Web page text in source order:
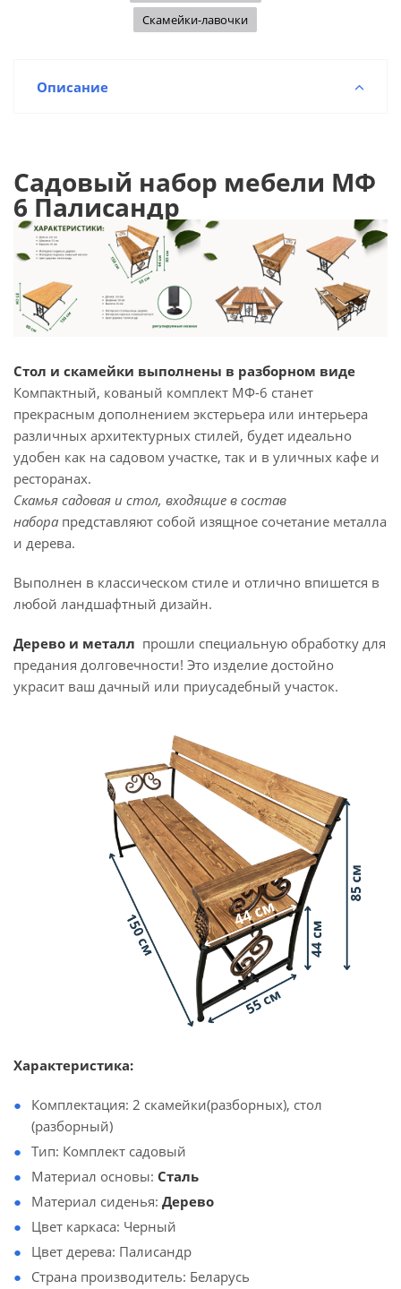
Скамейки-лавочки
Описание
Садовый набор мебели МФ
6 Пaлисандр
Стол и скамейки выполнены в разборном виде
Компактный, кованый комплект МФ-6 станет
прекрасным дополнением экстерьера или интерьера
различных архитектурных стилей, будет идеально
удобен как на садовом участке, так и в уличных кафе и
ресторанах.
Скамья садовая и стол, входящие в состав
набора представляют собой изящное сочетание металла
и дерева.
Выполнен в классическом стиле и отлично впишется в
любой ландшафтный дизайн.
Дерево и металл прошли специальную обработку для
предания долговечности! Это изделие достойно
украсит ваш дачный или приусадебный участок.
Характеристика:
Комплектация: 2 скамейки(разборных), стол
(разборный)
Тип: Комплект садовый
Материал основы: Сталь
Материал сиденья: Дерево
Цвет каркаса: Черный
Цвет дерева: Палисандр
Страна производитель: Беларусь